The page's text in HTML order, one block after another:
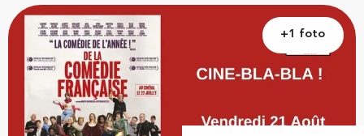
+1 foto